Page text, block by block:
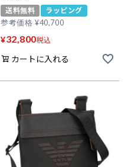
送料無料
ラッピング
参考価格 ¥40,700
¥32,800税込
カートに入れる